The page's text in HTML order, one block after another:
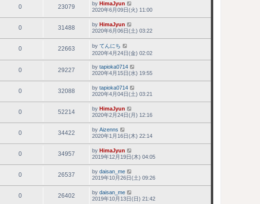
0 23079 by HimaJyun
2020年6月09日(火) 11:00
0 31488 by HimaJyun
2020年6月06日(土) 03:22
0 22663 by てんにち
2020年4月24日(金) 02:02
0 29227 by tapioka0714
2020年4月15日(水) 19:55
0 32088 by tapioka0714
2020年4月04日(土) 03:21
0 52214 by HimaJyun
2020年2月24日(月) 12:16
0 34422 by Aizenns
2020年1月16日(木) 22:14
0 34957 by HimaJyun
2019年12月19日(木) 04:05
0 26537 by daisan_me
2019年10月26日(土) 09:26
0 26402 by daisan_me
2019年10月13日(日) 21:42